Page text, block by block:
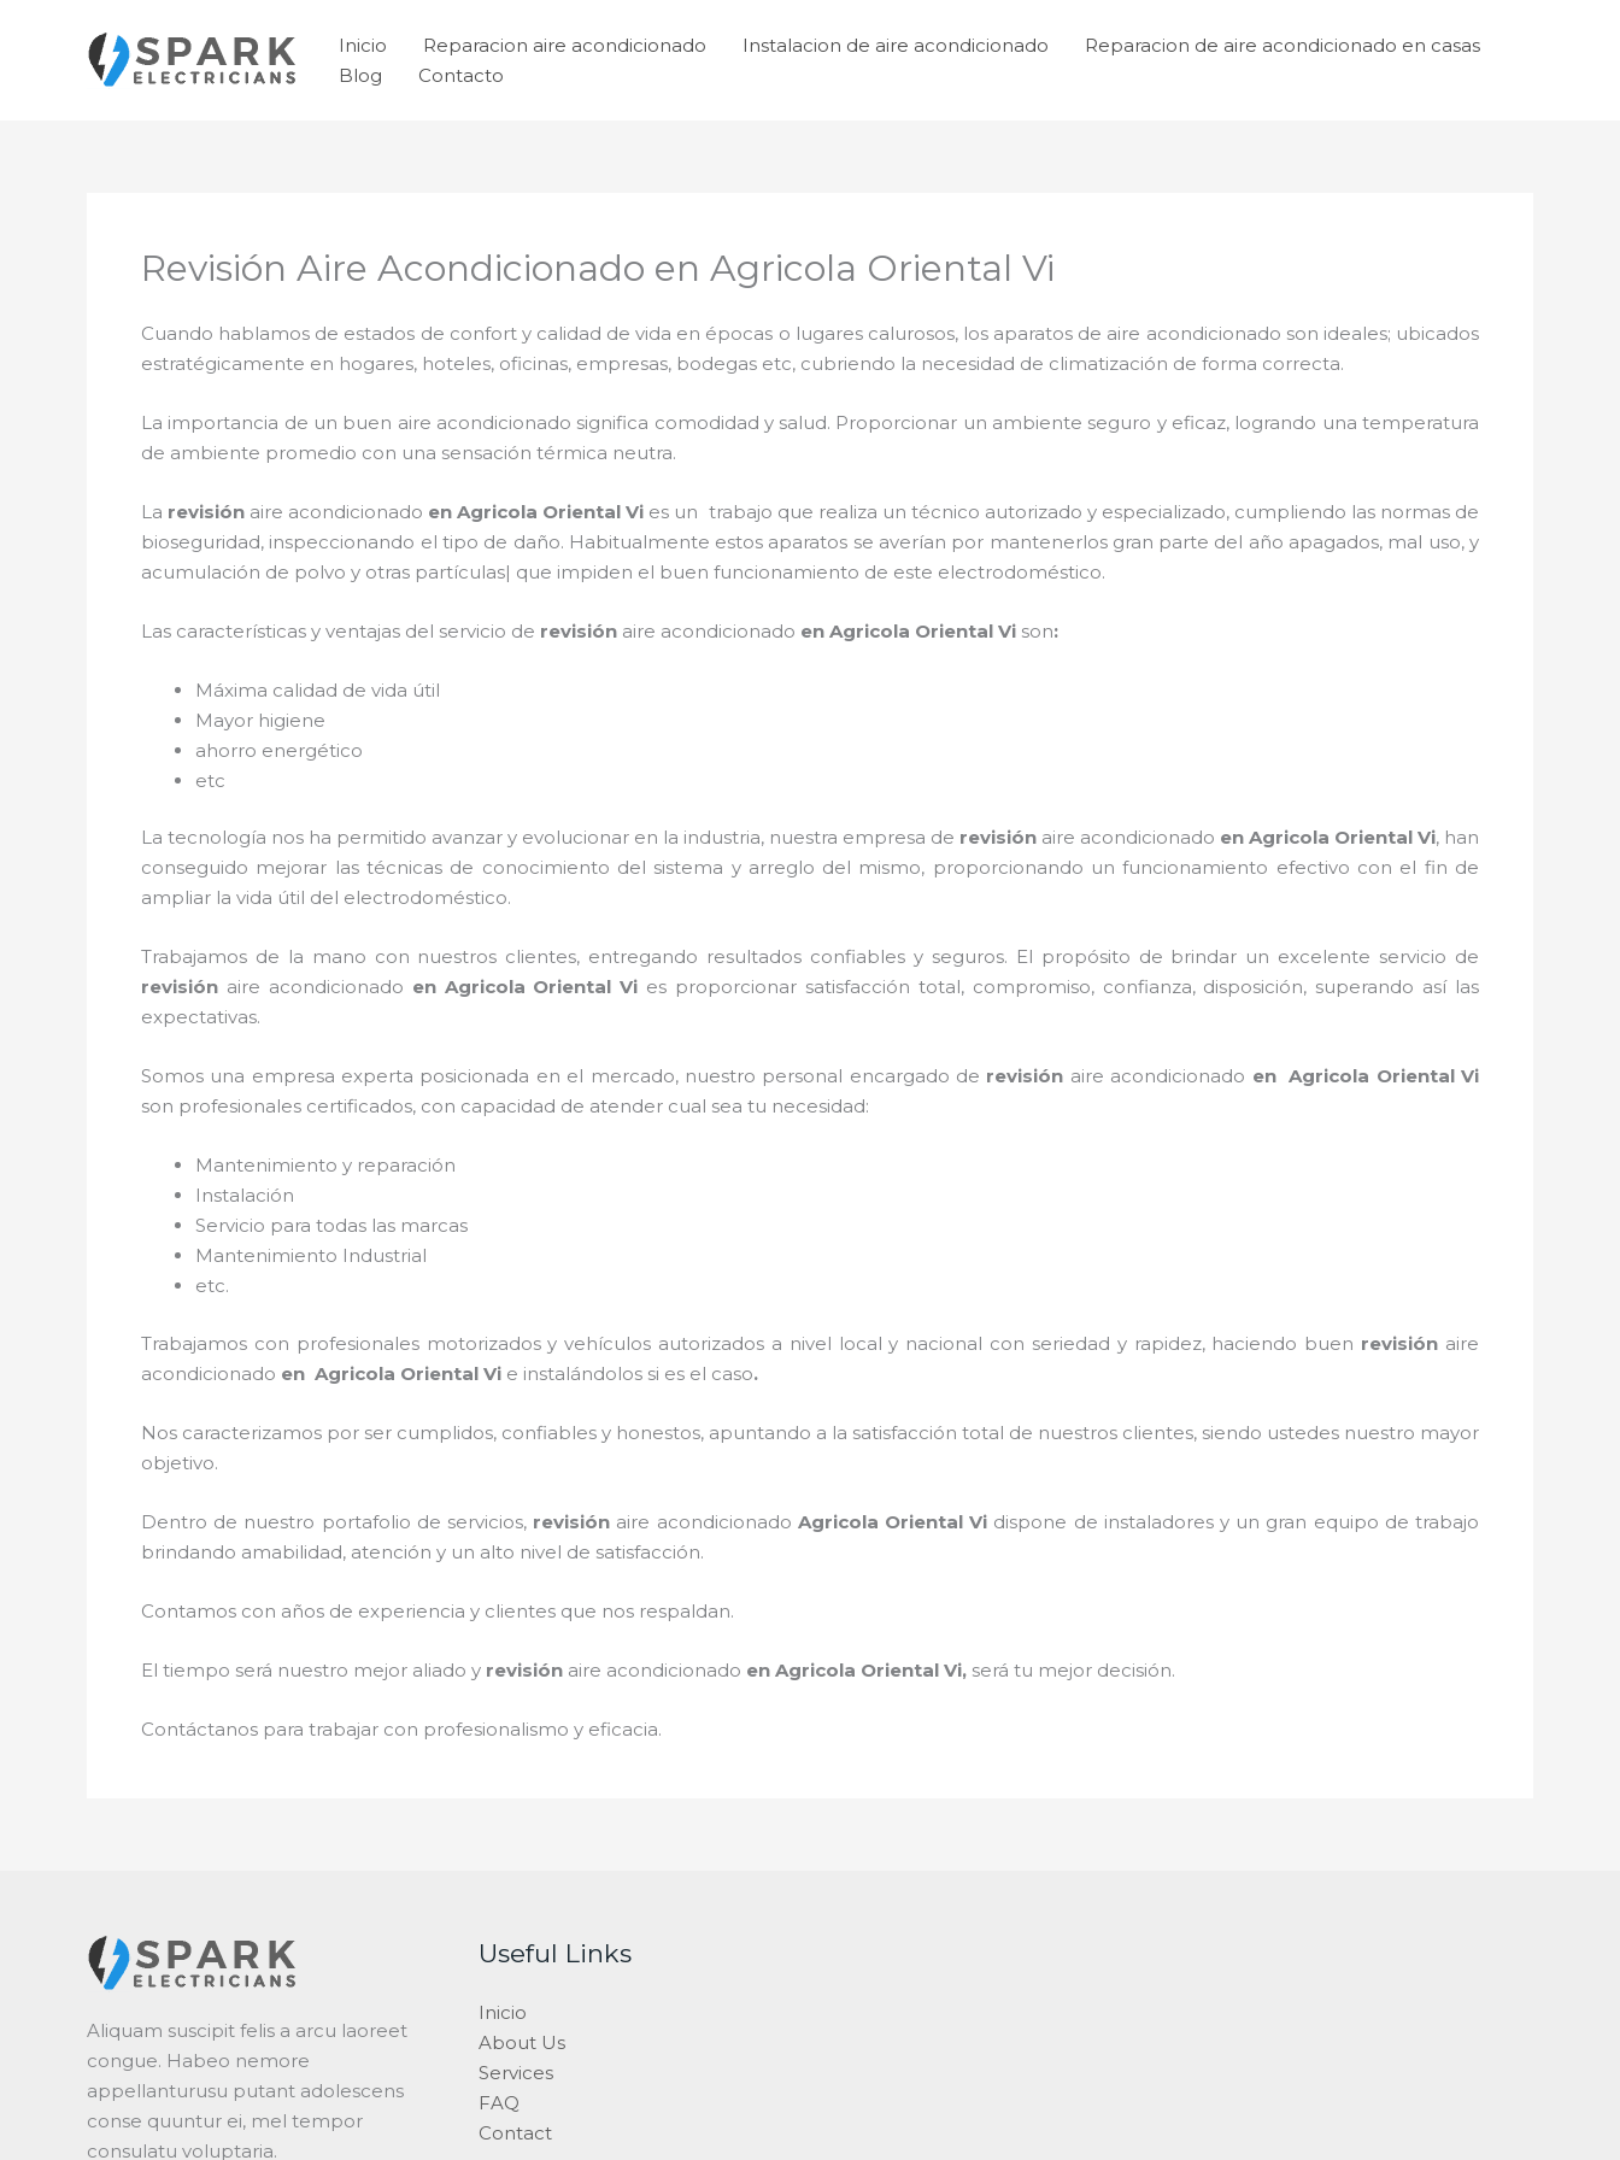
contenido
Inicio Reparacion aire acondicionado Instalacion de aire acondicionado
Reparacion de aire acondicionado en casas
Blog
Contacto
Revisión Aire Acondicionado en Agricola Oriental Vi
Cuando hablamos de estados de confort y calidad de vida en épocas o lugares calurosos, los aparatos de aire acondicionado son ideales; ubicados
estratégicamente en hogares, hoteles, oficinas, empresas, bodegas etc, cubriendo la necesidad de climatización de forma correcta.
La importancia de un buen aire acondicionado significa comodidad y salud. Proporcionar un ambiente seguro y eficaz, logrando una temperatura
de ambiente promedio con una sensación térmica neutra.
La revisión aire acondicionado en Agricola Oriental Vi es un trabajo que realiza un técnico autorizado y especializado, cumpliendo las normas de
bioseguridad, inspeccionando el tipo de daño. Habitualmente estos aparatos se averían por mantenerlos gran parte del año apagados, mal uso, y
acumulación de polvo y otras partículas| que impiden el buen funcionamiento de este electrodoméstico.
Las características y ventajas del servicio de revisión aire acondicionado en Agricola Oriental Vi son:
Máxima calidad de vida útil
Mayor higiene
ahorro energético
etc
La tecnología nos ha permitido avanzar y evolucionar en la industria, nuestra empresa de revisión aire acondicionado en Agricola Oriental Vi, han
conseguido mejorar las técnicas de conocimiento del sistema y arreglo del mismo, proporcionando un funcionamiento efectivo con el fin de
ampliar la vida útil del electrodoméstico.
Trabajamos de la mano con nuestros clientes, entregando resultados confiables y seguros. El propósito de brindar un excelente servicio de
revisión aire acondicionado en Agricola Oriental Vi es proporcionar satisfacción total, compromiso, confianza, disposición, superando así las
expectativas.
Somos una empresa experta posicionada en el mercado, nuestro personal encargado de revisión aire acondicionado en Agricola Oriental Vi
son profesionales certificados, con capacidad de atender cual sea tu necesidad:
Mantenimiento y reparación
Instalación
Servicio para todas las marcas
Mantenimiento Industrial
etc.
Trabajamos con profesionales motorizados y vehículos autorizados a nivel local y nacional con seriedad y rapidez, haciendo buen revisión aire
acondicionado en Agricola Oriental Vi e instalándolos si es el caso.
Nos caracterizamos por ser cumplidos, confiables y honestos, apuntando a la satisfacción total de nuestros clientes, siendo ustedes nuestro mayor
objetivo.
Dentro de nuestro portafolio de servicios, revisión aire acondicionado Agricola Oriental Vi dispone de instaladores y un gran equipo de trabajo
brindando amabilidad, atención y un alto nivel de satisfacción.
Contamos con años de experiencia y clientes que nos respaldan.
El tiempo será nuestro mejor aliado y revisión aire acondicionado en Agricola Oriental Vi, será tu mejor decisión.
Contáctanos para trabajar con profesionalismo y eficacia.
Aliquam suscipit felis a arcu laoreet
congue. Habeo nemore
appellanturusu putant adolescens
conse quuntur ei, mel tempor
consulatu voluptaria.
Useful Links
Inicio
About Us
Services
FAQ
Contact